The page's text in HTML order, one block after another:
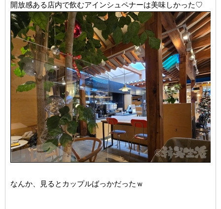
開放感ある店内で飲むアインシュペナーは美味しかった♡
なんか、見るとカップルばっかだったｗ